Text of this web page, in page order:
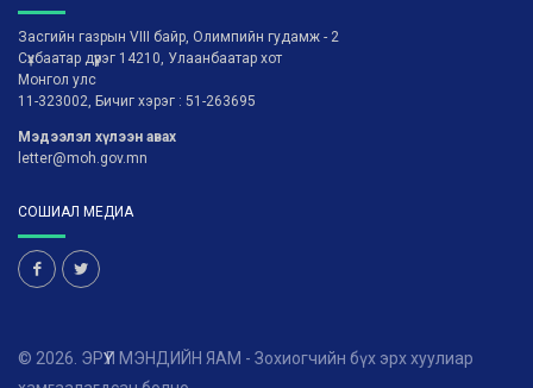
Засгийн газрын VIII байр, Олимпийн гудамж - 2
Сүхбаатар дүүрэг 14210, Улаанбаатар хот
Монгол улс
11-323002, Бичиг хэрэг : 51-263695
Мэдээлэл хүлээн авах
letter@moh.gov.mn
СОШИАЛ МЕДИА
© 2026. ЭРҮҮЛ МЭНДИЙН ЯАМ - Зохиогчийн бүх эрх хуулиар